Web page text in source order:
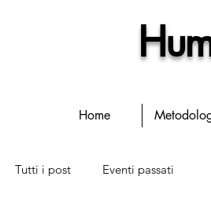
Home
Tutti i post Eventi passati